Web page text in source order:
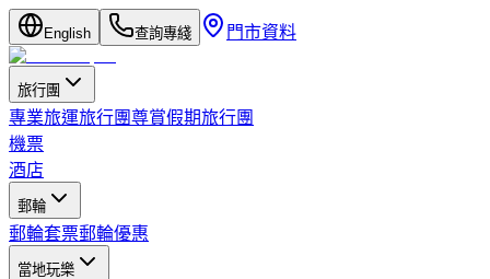
English 查詢專綫 門市資料
旅行團
專業旅運旅行團尊賞假期旅行團
機票
酒店
郵輪
郵輪套票郵輪優惠
當地玩樂